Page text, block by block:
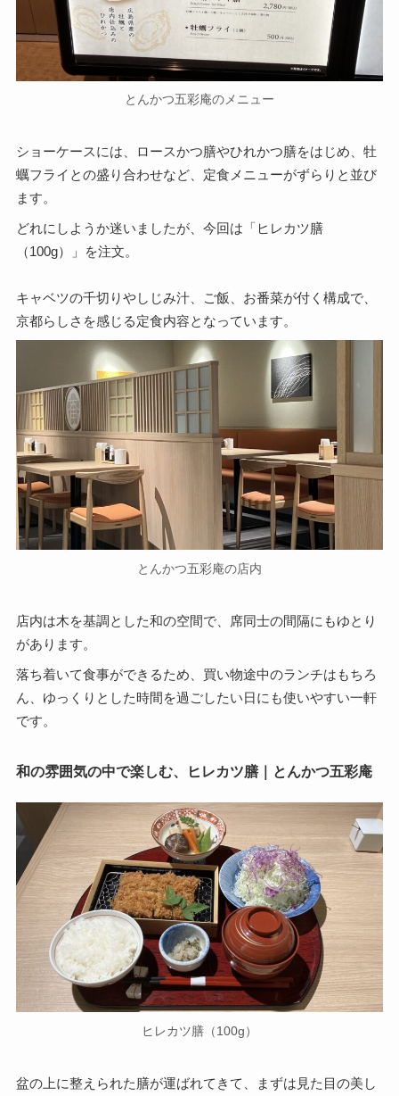
とんかつ五彩庵のメニュー
ショーケースには、ロースかつ膳やひれかつ膳をはじめ、牡
蠣フライとの盛り合わせなど、定食メニューがずらりと並び
ます。
どれにしようか迷いましたが、今回は「ヒレカツ膳
（100g）」を注文。
キャベツの千切りやしじみ汁、ご飯、お番菜が付く構成で、
京都らしさを感じる定食内容となっています。
とんかつ五彩庵の店内
店内は木を基調とした和の空間で、席同士の間隔にもゆとり
があります。
落ち着いて食事ができるため、買い物途中のランチはもちろ
ん、ゆっくりとした時間を過ごしたい日にも使いやすい一軒
です。
和の雰囲気の中で楽しむ、ヒレカツ膳｜とんかつ五彩庵
ヒレカツ膳（100g）
盆の上に整えられた膳が運ばれてきて、まずは見た目の美し